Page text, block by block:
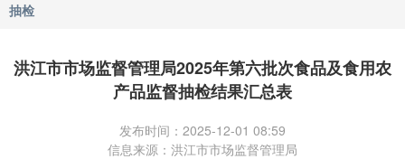
抽检
洪江市市场监督管理局2025年第六批次食品及食用农
产品监督抽检结果汇总表
发布时间：2025-12-01 08:59
信息来源：洪江市市场监督管理局